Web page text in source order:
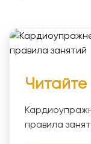
правила